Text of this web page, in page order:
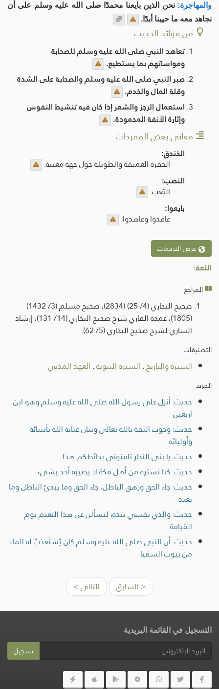
والمهاجرة: نحن الذين بايعنا محمدًا صلى الله عليه وسلم على أن
نجاهد معه ما حيينا أبدًا.
من فوائد الحديث
تعاهد النبي صلى الله عليه وسلم للصحابة
ومواساتهم بما يستطيع.
صبر النبي صلى الله عليه وسلم والصحابة على الشدة
وقلة المال والخدم.
استعمال الرجز والشعر إذا كان فيه تنشيط النفوس
وإثارة الأنفة المحمودة.
معاني بعض المفردات
الخندق:
الحفرة العميقة والطويلة حول جهة معينة.
النصب:
التعب.
بايعوا:
عاقدوا وعاهدوا.
عرض الترجمات
اللغة:
المراجع
صحيح البخاري (4/ 25) (2834)، صحيح مسلم (3/ 1432)
(1805)، عمدة القاري شرح صحيح البخاري (14/ 131)، إرشاد
الساري لشرح صحيح البخاري (5/ 62).
التصنيفات
السيرة والتاريخ. السيرة النبوية. العهد المدني
المزيد
حديث: أنزل على رسول الله صلى الله عليه وسلم وهو ابن
أربعين
حديث: وجوب الثقة بالله تعالى وبيان عناية الله بأنبيائه
وأوليائه
حديث: يا بني النجار ثامنوني بحائطكم هذا
حديث: كنا نستره من أهل مكة لا يصيبه أحد بشيء
حديث: جاء الحق وزهق الباطل، جاء الحق وما يبدئ الباطل وما
يعيد
حديث: والذي نفسي بيده، لتسألن عن هذا النعيم يوم
القيامة
حديث: أن النبي صلى الله عليه وسلم كان ‌يُستَعذبُ ‌له الماء
من بيوت السقيا
< السابق التالي >
التسجيل في القائمة البريدية
تسجيل